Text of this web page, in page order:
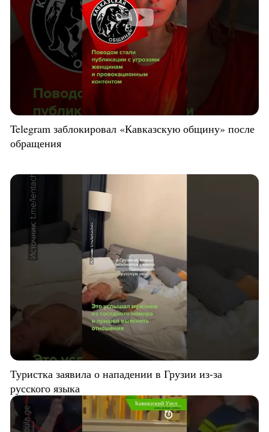
Telegram заблокировал «Кавказскую общину» после
обращения
Туристка заявила о нападении в Грузии из-за
русского языка